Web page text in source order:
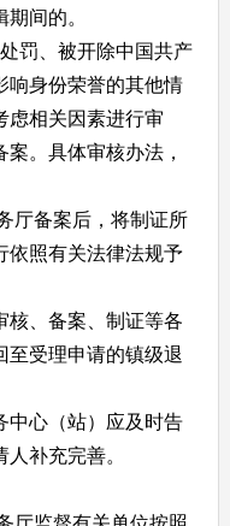
间的。
罚、被开除中国共产
响身份荣誉的其他情
虑相关因素进行审
。具体审核办法，
厅备案后，将制证所
依照有关法律法规予
核、备案、制证等各
受理申请的镇级退
心（站）应及时告
补充完善。